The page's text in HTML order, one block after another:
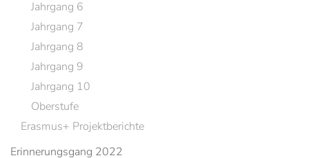
Jahrgang 6
Jahrgang 7
Jahrgang 8
Jahrgang 9
Jahrgang 10
Oberstufe
Erasmus+ Projektberichte
Erinnerungsgang 2022